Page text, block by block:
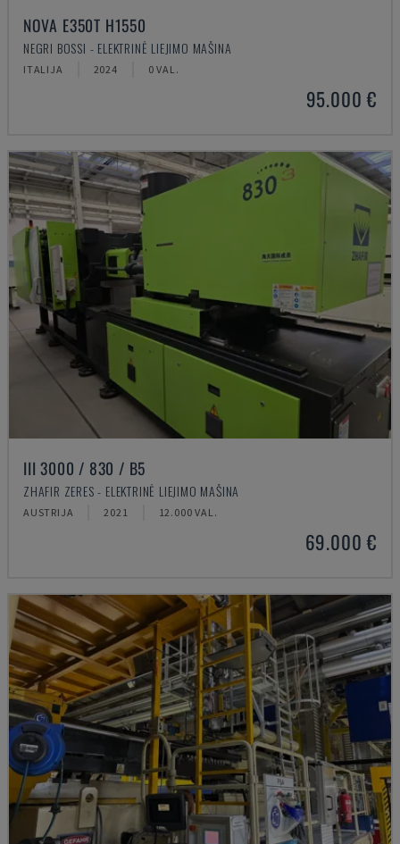
NOVA E350T H1550
NEGRI BOSSI - ELEKTRINĖ LIEJIMO MAŠINA
ITALIJA 2024 0 VAL.
95.000 €
III 3000 / 830 / B5
ZHAFIR ZERES - ELEKTRINĖ LIEJIMO MAŠINA
AUSTRIJA 2021 12.000 VAL.
69.000 €